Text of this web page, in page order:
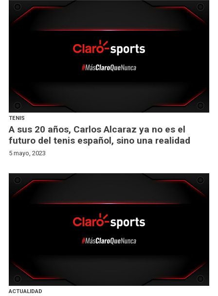
TENIS
A sus 20 años, Carlos Alcaraz ya no es el
futuro del tenis español, sino una realidad
5 mayo, 2023
ACTUALIDAD